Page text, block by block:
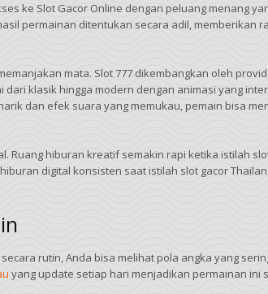
ke Slot Gacor Online dengan peluang menang
permainan ditentukan secara adil, memberikan
mata. Slot 777 dikembangkan oleh
klasik hingga modern dengan animasi yang
dan efek suara yang memukau, pemain bisa
hiburan kreatif semakin rapi ketika istilah
digital konsisten saat istilah slot gacor
rutin, Anda bisa melihat pola angka yang
yang update setiap hari menjadikan permainan ini